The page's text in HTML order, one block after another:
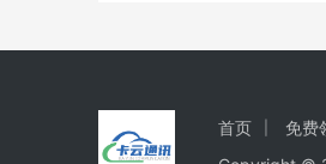
首页 免费